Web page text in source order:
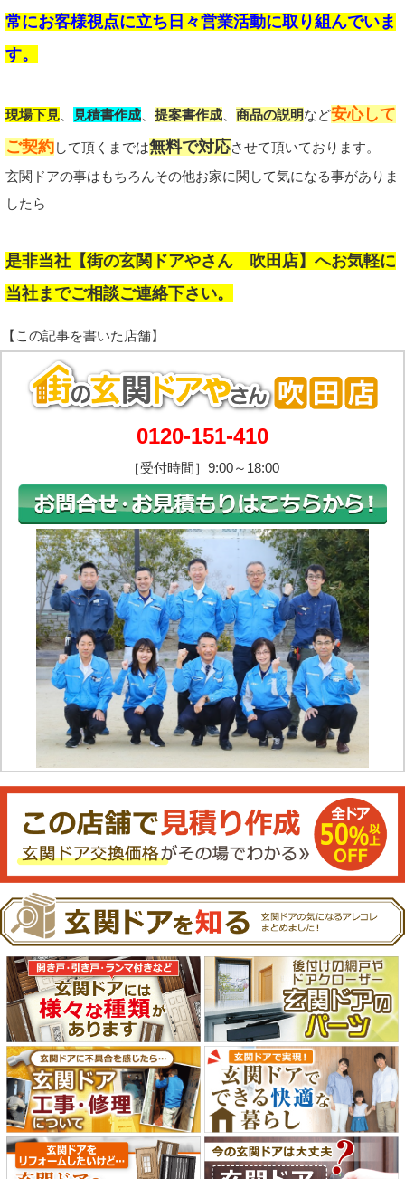
常にお客様視点に立ち日々営業活動に取り組んでいま
す。
現場下見 見積書作成 提案書作成 商品の説明など安心して
ご契約して頂くまでは無料で対応させて頂いております。
玄関ドアの事はもちろんその他お家に関して気になる事がありま
したら
是非当社【街の玄関ドアやさん 吹田店】へお気軽に
当社までご相談ご連絡下さい。
0120-151-410
［受付時間］9:00～18:00